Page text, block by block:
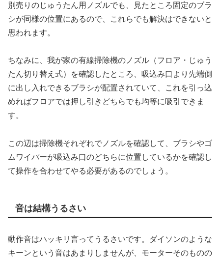
別売りのじゅうたん用ノズルでも、見たところ固定のブラ
シが同様の位置にあるので、これらでも解決はできないと
思われます。
ちなみに、我が家の有線掃除機のノズル（フロア・じゅう
たん切り替え式）を確認したところ、吸込み口より先端側
に出し入れできるブラシが配置されていて、これを引っ込
めればフロアでは押し引きどちらでも均等に吸引できま
す。
この辺は掃除機それぞれでノズルを確認して、ブラシやゴ
ムワイパーが吸込み口のどちらに位置しているかを確認し
て操作を合わせてやる必要があるのでしょう。
音は結構うるさい
動作音はハッキリ言ってうるさいです。ダイソンのような
キーンという音はあまりしませんが、モーターそのものの